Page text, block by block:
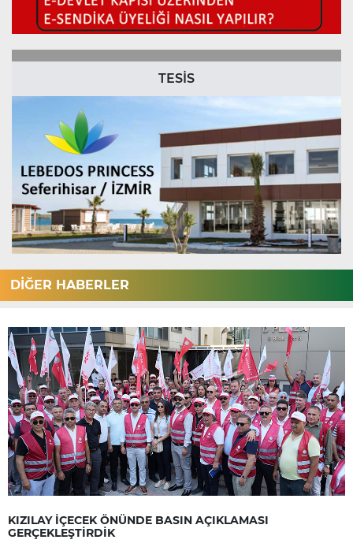
TESİS
DİĞER HABERLER
KIZILAY İÇECEK ÖNÜNDE BASIN AÇIKLAMASI
GERÇEKLEŞTİRDİK